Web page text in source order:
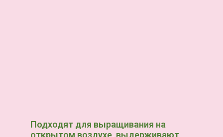
Подходят для выращивания на
открытом воздухе, выдерживают